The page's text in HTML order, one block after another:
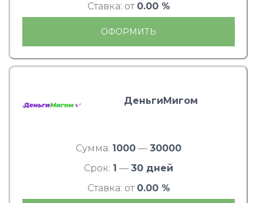
Ставка: от 0.00 %
ОФОРМИТЬ
ДеньгиМигом
Сумма: 1000 — 30000
Срок: 1 — 30 дней
Ставка: от 0.00 %